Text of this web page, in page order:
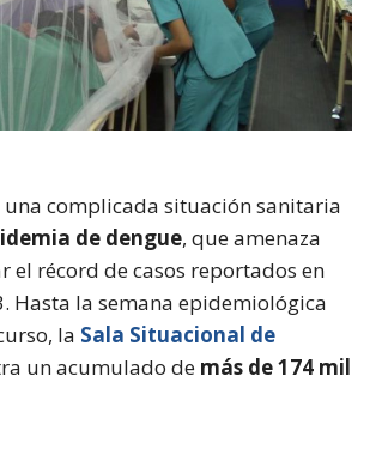
una complicada situación sanitaria
de dengue, que amenaza
el récord de casos reportados en
Hasta la semana epidemiológica
la Sala Situacional de
un acumulado de más de 174 mil